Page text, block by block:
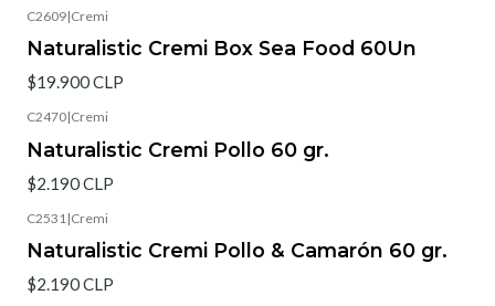
C2609|Cremi
Naturalistic Cremi Box Sea Food 60Un
$19.900 CLP
C2470|Cremi
Naturalistic Cremi Pollo 60 gr.
$2.190 CLP
C2531 |Cremi
Naturalistic Cremi Pollo & Camarón 60 gr.
$2.190 CLP